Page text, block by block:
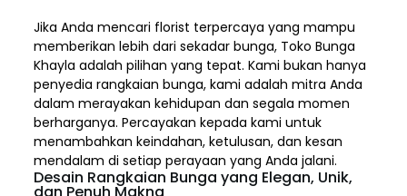
Jika Anda mencari florist terpercaya yang mampu
memberikan lebih dari sekadar bunga, Toko Bunga
Khayla adalah pilihan yang tepat. Kami bukan hanya
penyedia rangkaian bunga, kami adalah mitra Anda
dalam merayakan kehidupan dan segala momen
berharganya. Percayakan kepada kami untuk
menambahkan keindahan, ketulusan, dan kesan
mendalam di setiap perayaan yang Anda jalani.
Desain Rangkaian Bunga yang Elegan, Unik,